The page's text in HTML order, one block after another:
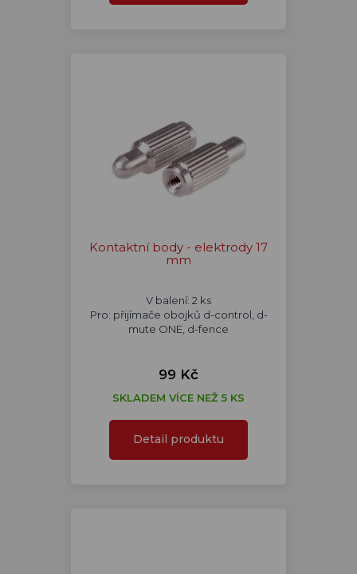
Kontaktní body - elektrody 17
mm
V balení: 2 ks
Pro: přijímače obojků d-control, d-
mute ONE, d-fence
99 Kč
SKLADEM VÍCE NEŽ 5 KS
Detail produktu